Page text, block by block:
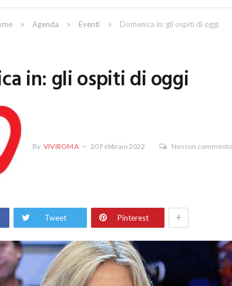
» Agenda » Eventi » Domenica in: gli ospiti di oggi
in: gli ospiti di oggi
By VIVIROMA 20 Febbraio 2022 Nessun commento
Tweet Pinterest +